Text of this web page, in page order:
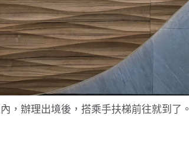
，辦理出境後，搭乘手扶梯前往就到了。